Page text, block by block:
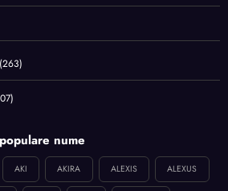
(263)
nume
AKI AKIRA ALEXIS ALEXUS